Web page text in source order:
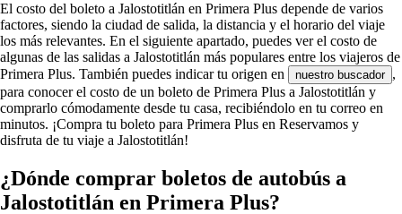
El costo del boleto a Jalostotitlán en Primera Plus depende de varios
factores, siendo la ciudad de salida, la distancia y el horario del viaje
los más relevantes. En el siguiente apartado, puedes ver el costo de
algunas de las salidas a Jalostotitlán más populares entre los viajeros de
Primera Plus. También puedes indicar tu origen en
nuestro buscador ,
para conocer el costo de un boleto de Primera Plus a Jalostotitlán y
comprarlo cómodamente desde tu casa, recibiéndolo en tu correo en
minutos. ¡Compra tu boleto para Primera Plus en Reservamos y
disfruta de tu viaje a Jalostotitlán!
¿Dónde comprar boletos de autobús a
Jalostotitlán en Primera Plus?